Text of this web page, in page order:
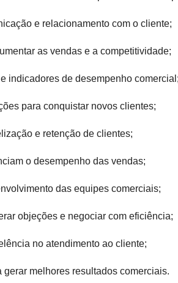
e relacionamento com o cliente;
as vendas e a competitividade;
indicadores de desempenho comercial;
para conquistar novos clientes;
e retenção de clientes;
o desempenho das vendas;
das equipes comerciais;
objeções e negociar com eficiência;
no atendimento ao cliente;
gerar melhores resultados comerciais.